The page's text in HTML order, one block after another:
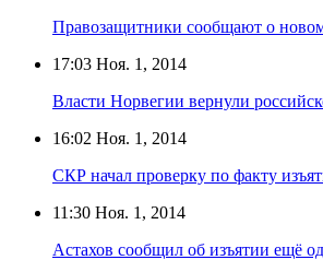
Правозащитники сообщают о
17:03 Ноя. 1, 2014
Власти Норвегии вернули
16:02 Ноя. 1, 2014
СКР начал проверку по факту
11:30 Ноя. 1, 2014
Астахов сообщил об изъятии ещё